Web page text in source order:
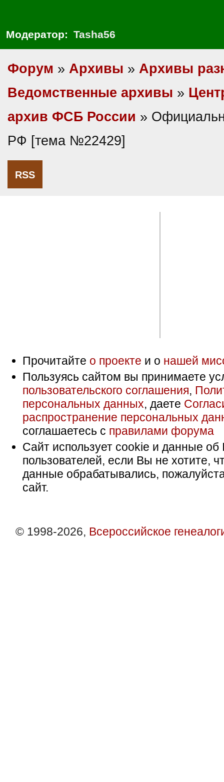
Модератор: Tasha56
Форум » Архивы » Архивы
Ведомственные архивы »
архив ФСБ России »
РФ [тема №22429]
RSS
Прочитайте о проекте и о нашей
Пользуясь сайтом вы принимаете
пользовательского соглашения,
персональных данных, даете
распространение персональных
соглашаетесь с правилами форума
Сайт использует cookie и данные об
пользователей, если Вы не хотите,
данные обрабатывались,
сайт.
© 1998-2026, Всероссийское